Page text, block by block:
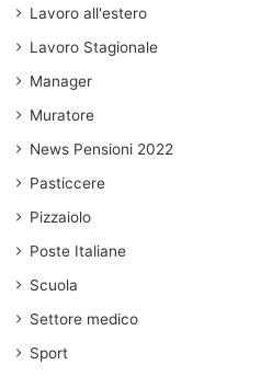
Lavoro all'estero
Lavoro Stagionale
Manager
Muratore
News Pensioni 2022
Pasticcere
Pizzaiolo
Poste Italiane
Scuola
Settore medico
Sport